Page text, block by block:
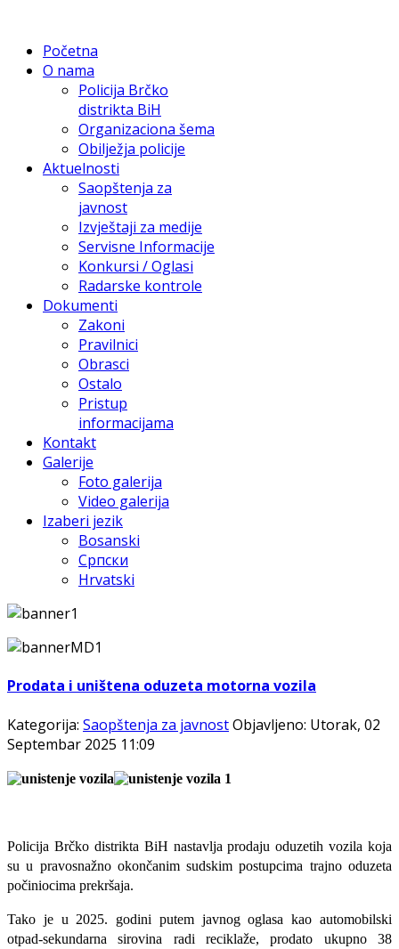
Početna
O nama
Policija Brčko
distrikta BiH
Organizaciona šema
Obilježja policije
Aktuelnosti
Saopštenja za
javnost
Izvještaji za medije
Servisne Informacije
Konkursi / Oglasi
Radarske kontrole
Dokumenti
Zakoni
Pravilnici
Obrasci
Ostalo
Pristup
informacijama
Kontakt
Galerije
Foto galerija
Video galerija
Izaberi jezik
Bosanski
Српски
Hrvatski
Prodata i uništena oduzeta motorna vozila
Kategorija: Saopštenja za javnostObjavljeno: Utorak, 02
Septembar 2025 11:09
Policija Brčko distrikta BiH nastavlja prodaju oduzetih vozila koja
su u pravosnažno okončanim sudskim postupcima trajno oduzeta
počiniocima prekršaja.
Tako je u 2025. godini putem javnog oglasa kao automobilski
otpad-sekundarna sirovina radi reciklaže, prodato ukupno 38